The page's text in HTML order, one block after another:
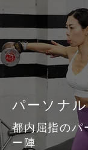
パーソナ
都内屈指のパ
ー陣